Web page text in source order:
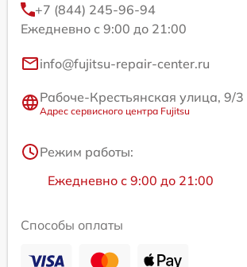
+7 (844) 245-96-94
Ежедневно с 9:00 до 21:00
info@fujitsu-repair-center.ru
Рабоче-Крестьянская улица, 9/3
Адрес сервисного центра Fujitsu
Режим работы:
Ежедневно с 9:00 до 21:00
Способы оплаты